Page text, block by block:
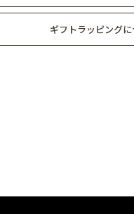
ギフトラッピング